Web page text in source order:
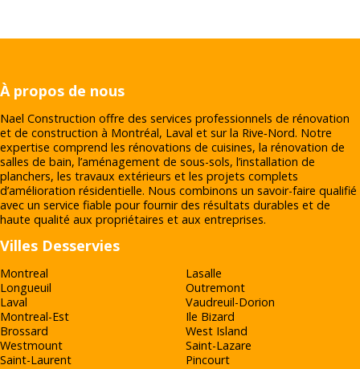
À propos de nous
Nael Construction offre des services professionnels de rénovation
et de construction à Montréal, Laval et sur la Rive‑Nord. Notre
expertise comprend les rénovations de cuisines, la rénovation de
salles de bain, l’aménagement de sous-sols, l’installation de
planchers, les travaux extérieurs et les projets complets
d’amélioration résidentielle. Nous combinons un savoir-faire qualifié
avec un service fiable pour fournir des résultats durables et de
haute qualité aux propriétaires et aux entreprises.
Villes Desservies
Montreal
Longueuil
Laval
Montreal-Est
Brossard
Westmount
Saint-Laurent
Lasalle
Outremont
Vaudreuil-Dorion
Ile Bizard
West Island
Saint-Lazare
Pincourt